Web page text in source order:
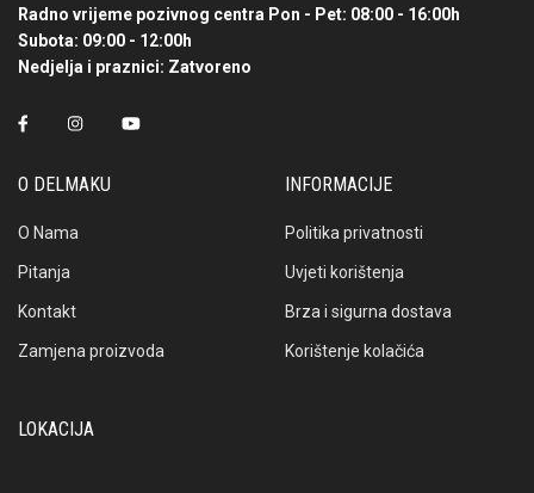
Radno vrijeme pozivnog centra Pon - Pet: 08:00 - 16:00h
Subota: 09:00 - 12:00h
Nedjelja i praznici: Zatvoreno
O DELMAKU
O Nama
Pitanja
Kontakt
Zamjena proizvoda
INFORMACIJE
Politika privatnosti
Uvjeti korištenja
Brza i sigurna dostava
Korištenje kolačića
LOKACIJA